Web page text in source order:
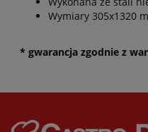
Wymiary 305x1320
* gwarancja zgodnie z